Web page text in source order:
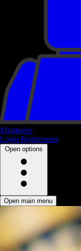
Mitglieder
Login Registrieren
Open options
Open main menu